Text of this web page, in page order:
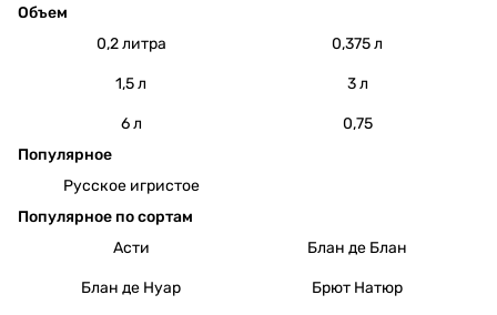
Объем
0,2 литра
0,375 л
1,5 л 3 л
6 л
0,75
Популярное
Русское игристое
Популярное по сортам
Асти
Блан де Блан
Блан де Нуар Брют Натюр